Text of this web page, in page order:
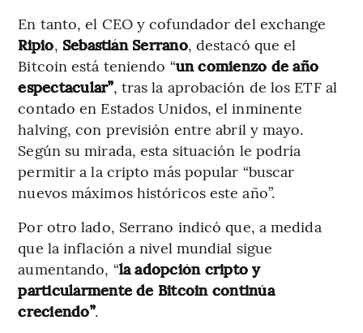
En tanto, el CEO y cofundador del exchange
Ripio, Sebastián Serrano, destacó que el
Bitcoin está teniendo “un comienzo de año
espectacular”, tras la aprobación de los ETF al
contado en Estados Unidos, el inminente
halving, con previsión entre abril y mayo.
Según su mirada, esta situación le podría
permitir a la cripto más popular “buscar
nuevos máximos históricos este año”.
Por otro lado, Serrano indicó que, a medida
que la inflación a nivel mundial sigue
aumentando, “la adopción cripto y
particularmente de Bitcoin continúa
creciendo”.